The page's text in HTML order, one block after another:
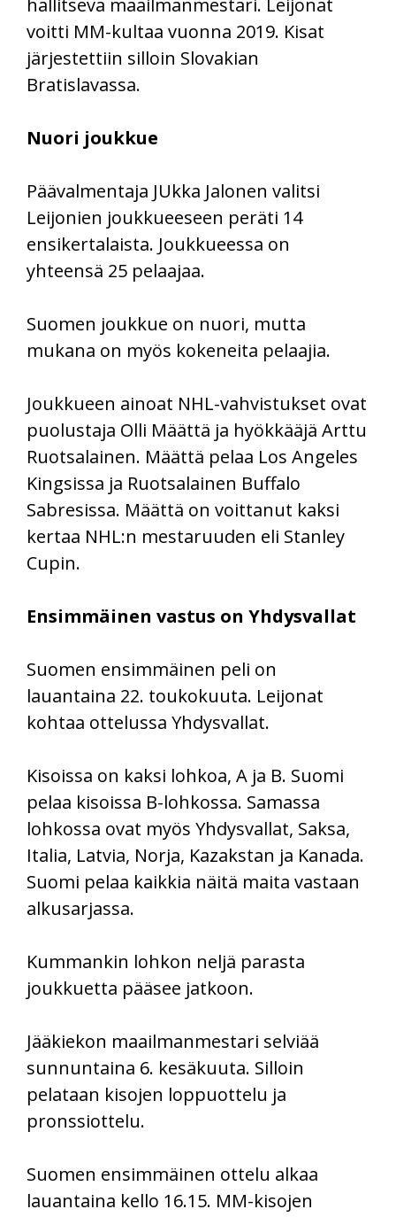
voitti MM-kultaa vuonna 2019. Kisat
järjestettiin silloin Slovakian
Bratislavassa.
Nuori joukkue
Päävalmentaja JUkka Jalonen valitsi
Leijonien joukkueeseen peräti 14
ensikertalaista. Joukkueessa on
yhteensä 25 pelaajaa.
Suomen joukkue on nuori, mutta
mukana on myös kokeneita pelaajia.
Joukkueen ainoat NHL-vahvistukset ovat
puolustaja Olli Määttä ja hyökkääjä Arttu
Ruotsalainen. Määttä pelaa Los Angeles
Kingsissa ja Ruotsalainen Buffalo
Sabresissa. Määttä on voittanut kaksi
kertaa NHL:n mestaruuden eli Stanley
Cupin.
Ensimmäinen vastus on Yhdysvallat
Suomen ensimmäinen peli on
lauantaina 22. toukokuuta. Leijonat
kohtaa ottelussa Yhdysvallat.
Kisoissa on kaksi lohkoa, A ja B. Suomi
pelaa kisoissa B-lohkossa. Samassa
lohkossa ovat myös Yhdysvallat, Saksa,
Italia, Latvia, Norja, Kazakstan ja Kanada.
Suomi pelaa kaikkia näitä maita vastaan
alkusarjassa.
Kummankin lohkon neljä parasta
joukkuetta pääsee jatkoon.
Jääkiekon maailmanmestari selviää
sunnuntaina 6. kesäkuuta. Silloin
pelataan kisojen loppuottelu ja
pronssiottelu.
Suomen ensimmäinen ottelu alkaa
lauantaina kello 16.15. MM-kisojen